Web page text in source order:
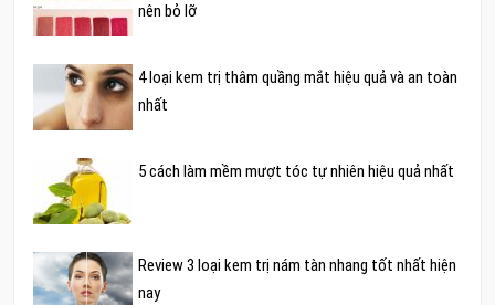
nên bỏ lỡ
4 loại kem trị thâm quầng mắt hiệu quả và an toàn
nhất
5 cách làm mềm mượt tóc tự nhiên hiệu quả nhất
Review 3 loại kem trị nám tàn nhang tốt nhất hiện
nay